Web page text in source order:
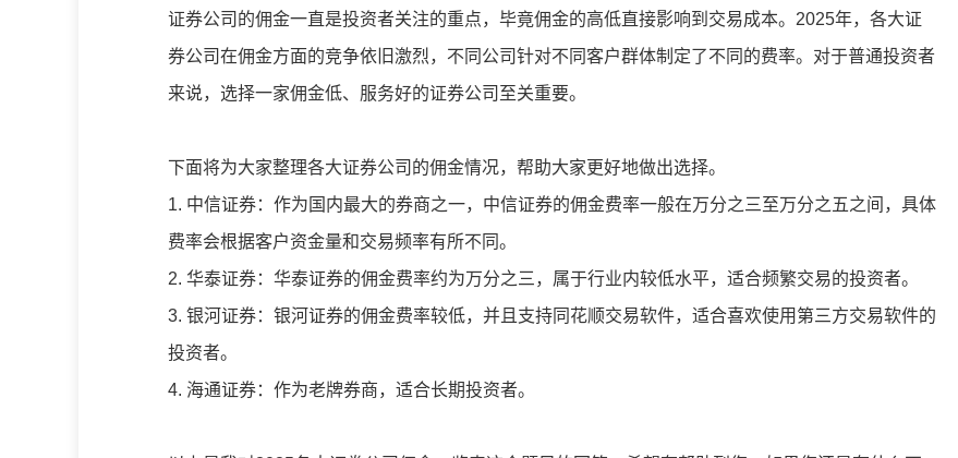
证券公司的佣金一直是投资者关注的重点，毕竟佣金的高低直接影响到交易成本。2025年，各大证
券公司在佣金方面的竞争依旧激烈，不同公司针对不同客户群体制定了不同的费率。对于普通投资者
来说，选择一家佣金低、服务好的证券公司至关重要。
下面将为大家整理各大证券公司的佣金情况，帮助大家更好地做出选择。
1. 中信证券：作为国内最大的券商之一，中信证券的佣金费率一般在万分之三至万分之五之间，具体
费率会根据客户资金量和交易频率有所不同。
2. 华泰证券：华泰证券的佣金费率约为万分之三，属于行业内较低水平，适合频繁交易的投资者。
3. 银河证券：银河证券的佣金费率较低，并且支持同花顺交易软件，适合喜欢使用第三方交易软件的
投资者。
4. 海通证券：作为老牌券商，适合长期投资者。